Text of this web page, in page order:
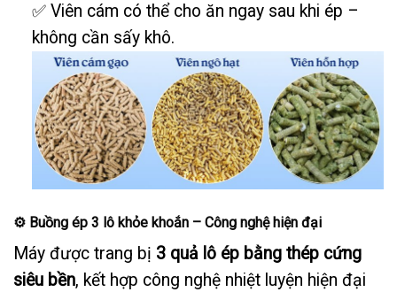
✅ Viên cám có thể cho ăn ngay sau khi ép –
không cần sấy khô.
⚙️ Buồng ép 3 lô khỏe khoắn – Công nghệ hiện đại
Máy được trang bị 3 quả lô ép bằng thép cứng
siêu bền, kết hợp công nghệ nhiệt luyện hiện đại